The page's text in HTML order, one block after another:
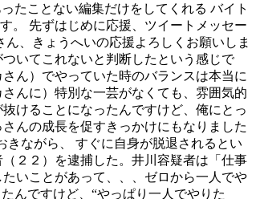
たことない編集だけをしてくれる バイト
。 先ずはじめに応援、ツイートメッセー
、きょうへいの応援よろしくお願いしま
いてこれないと判断したという感じで
ん）でやっていた時のバランスは本当に
んに）特別な一芸がなくても、雰囲気的
けることになったんですけど、俺にとっ
んの成長を促すきっかけにもなりました
きながら、 すぐに自身が脱退されるとい
２２）を逮捕した。井川容疑者は「仕事
いことがあって、、、ゼロから一人でや
んですけど、“やっぱり一人でやりた